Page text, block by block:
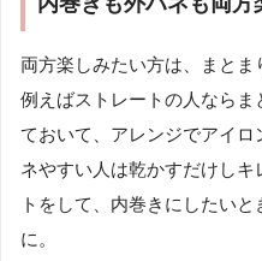
両方楽しみたい方は、まとま
例えばストレートの人なら
ておいて、アレンジでアイ
ネやすい人は乾かすだけし
トをして、内巻きにしたい
に。